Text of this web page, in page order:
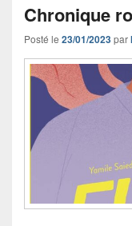
Chronique
Posté le 23/01/2023par